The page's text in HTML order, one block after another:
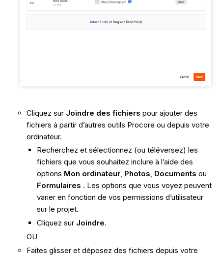
Cliquez sur Joindre des fichiers pour ajouter des
fichiers à partir d’autres outils Procore ou depuis votre
ordinateur.
Recherchez et sélectionnez (ou téléversez) les
fichiers que vous souhaitez inclure à l’aide des
options Mon ordinateur, Photos, Documents ou
Formulaires . Les options que vous voyez peuvent
varier en fonction de vos permissions d’utilisateur
sur le projet.
Cliquez sur Joindre.
OU
Faites glisser et déposez des fichiers depuis votre